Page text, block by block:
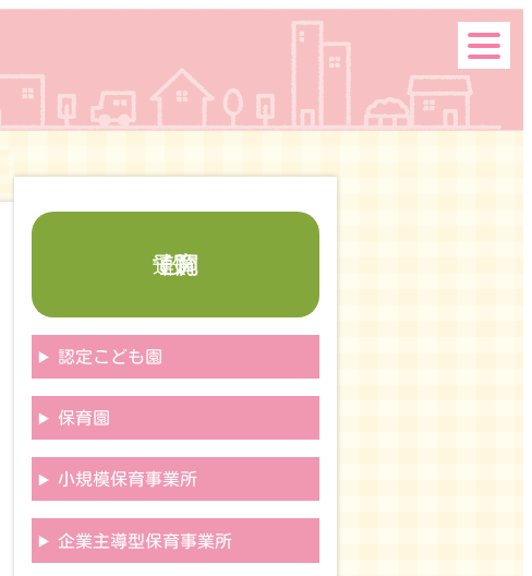
子育て関連施設
認定こども園
保育園
小規模保育事業所
企業主導型保育事業所